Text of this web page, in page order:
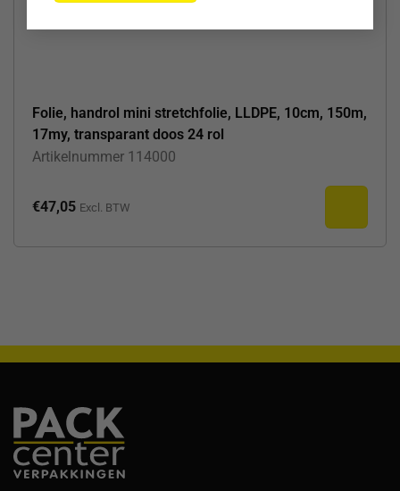
Folie, handrol mini stretchfolie, LLDPE, 10cm, 150m,
17my, transparant doos 24 rol
Artikelnummer 114000
€47,05 Excl. BTW